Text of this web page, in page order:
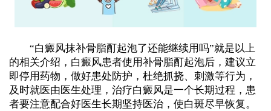
“白癜风抹补骨脂酊起泡了还能继续用吗”就是以上
的相关介绍，白癜风患者使用补骨脂酊起泡后，建议立
即停用药物，做好患处防护，杜绝抓挠、刺激等行为，
及时就医由医生处理，治疗白癜风是一个长期过程，患
者要注意配合好医生长期坚持医治，使白斑尽早恢复。